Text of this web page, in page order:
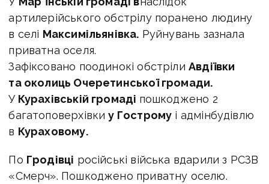
артилерійського обстрілу поранено людину
в селі Максимільянівка. Руйнувань зазнала
приватна оселя.
Зафіксовано поодинокі обстріли Авдіївки
та околиць Очеретинської громади.
У Курахівській громаді пошкоджено 2
багатоповерхівкиу Гострому і адмінбудівлю
в Кураховому.
По Гродівці російські війська вдарили з РСЗВ
«Смерч». Пошкоджено приватну оселю.